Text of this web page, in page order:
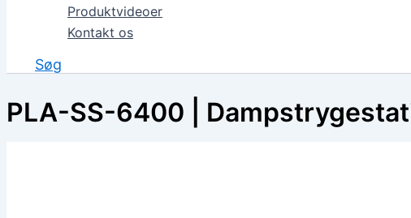
Produktvideoer
Kontakt os
Søg
PLA-SS-6400 |